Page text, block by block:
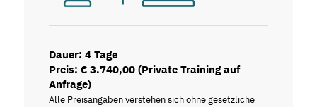
Dauer: 4 Tage
Preis: € 3.740,00 (Private Training auf
Anfrage)
Alle Preisangaben verstehen sich ohne gesetzliche